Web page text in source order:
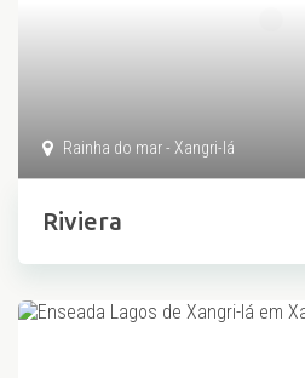
Rainha do mar - Xangri-lá
Riviera